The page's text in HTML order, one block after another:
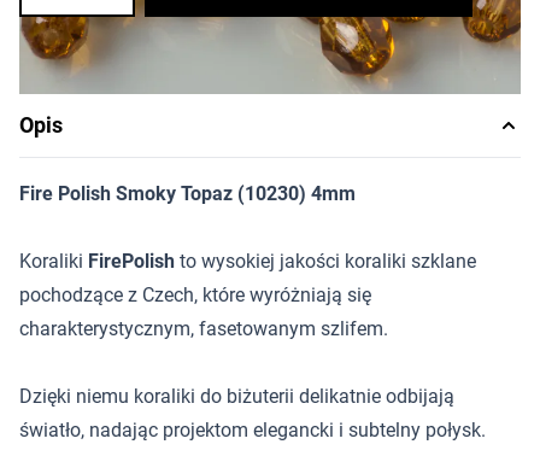
Opis
Fire Polish Smoky Topaz (10230) 4mm
Koraliki FirePolish to wysokiej jakości koraliki szklane
pochodzące z Czech, które wyróżniają się
charakterystycznym, fasetowanym szlifem.
Dzięki niemu koraliki do biżuterii delikatnie odbijają
światło, nadając projektom elegancki i subtelny połysk.